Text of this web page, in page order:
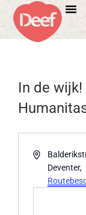
In de
Adres
Deventer,